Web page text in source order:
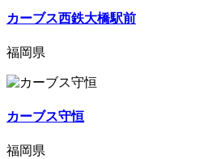
カーブス西鉄大橋駅前
福岡県
カーブス守恒
福岡県